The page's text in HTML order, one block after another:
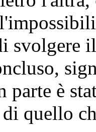
svolgere
parte è
quello